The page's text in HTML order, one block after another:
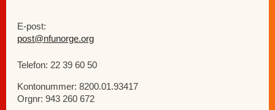
E-post:
post@nfunorge.org
Telefon: 22 39 60 50
Kontonummer: 8200.01.93417
Orgnr: 943 260 672